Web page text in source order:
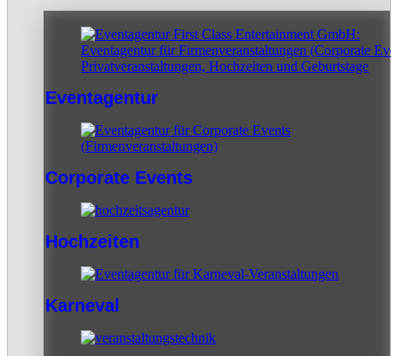
Eventagentur
Corporate Events
Hochzeiten
Karneval